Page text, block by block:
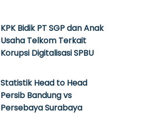
KPK Bidik PT SGP dan Anak
Usaha Telkom Terkait
Korupsi Digitalisasi SPBU
Statistik Head to Head
Persib Bandung vs
Persebaya Surabaya